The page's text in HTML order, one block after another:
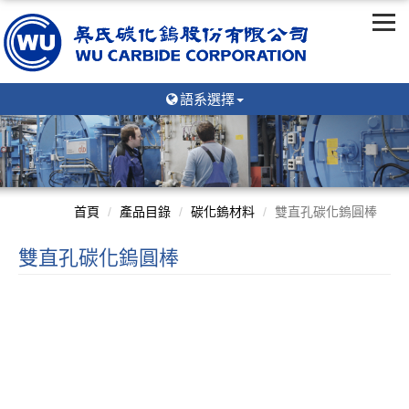
語系選擇
首頁 產品目錄 碳化鎢材料 雙直孔碳化鎢圓棒
雙直孔碳化鎢圓棒